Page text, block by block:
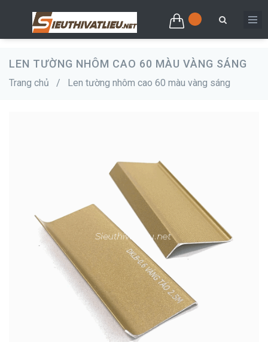
LEN TƯỜNG NHÔM CAO 60 MÀU VÀNG SÁNG
Trang chủ / Len tường nhôm cao 60 màu vàng sáng